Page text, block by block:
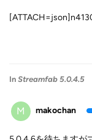
In Streamfab 5.0.4.5
M makochan